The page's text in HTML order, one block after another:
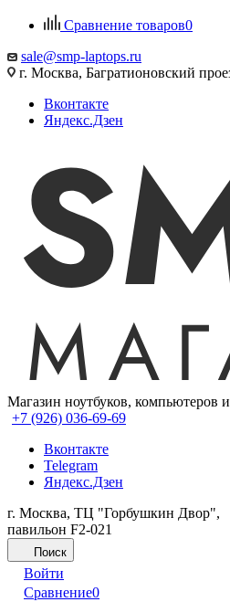
Сравнение товаров0
sale@smp-laptops.ru
г. Москва, Багратионовский
Вконтакте
Яндекс.Дзен
Магазин ноутбуков, компьютеров
+7 (926) 036-69-69
Вконтакте
Telegram
Яндекс.Дзен
г. Москва, ТЦ "Горбушкин Двор",
павильон F2-021
Поиск
Войти
Сравнение0